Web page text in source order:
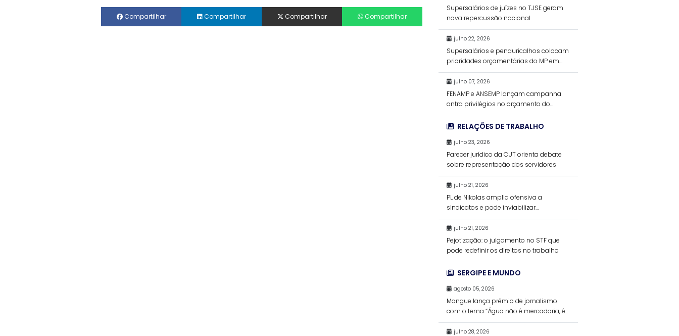
Compartilhar Compartilhar Compartilhar Compartilhar
Supersalários de juízes no TJSE geram
nova repercussão nacional
julho 22, 2026
Supersalários e penduricalhos colocam
prioridades orçamentárias do MP em
debate
julho 07, 2026
FENAMP e ANSEMP lançam campanha
ontra privilégios no orçamento do
RELAÇÕES DE TRABALHO
julho 23, 2026
Parecer jurídico da CUT orienta debate
sobre representação dos servidores
julho 21, 2026
PL de Nikolas amplia ofensiva a
sindicatos e pode inviabilizar
financiamento da negociação coletiva
julho 21, 2026
Pejotização: o julgamento no STF que
pode redefinir os direitos no trabalho
SERGIPE E MUNDO
agosto 05, 2026
Mangue lança prêmio de jornalismo
com o tema “Água não é mercadoria, é
direito humano”
julho 28, 2026